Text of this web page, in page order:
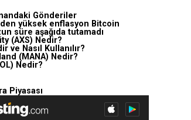
Gönderiler
yüksek enflasyon Bitcoin
süre aşağıda tutamadı
(AXS) Nedir?
ve Nasıl Kullanılır?
(MANA) Nedir?
Nedir?
Piyasası